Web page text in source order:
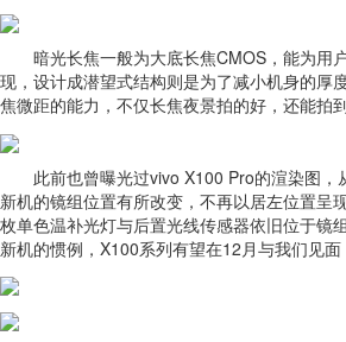
暗光长焦一般为大底长焦CMOS，能为用
现，设计成潜望式结构则是为了减小机身的厚
焦微距的能力，不仅长焦夜景拍的好，还能拍
此前也曾曝光过vivo X100 Pro的渲染图，
新机的镜组位置有所改变，不再以居左位置呈
枚单色温补光灯与后置光线传感器依旧位于镜
新机的惯例，X100系列有望在12月与我们见面